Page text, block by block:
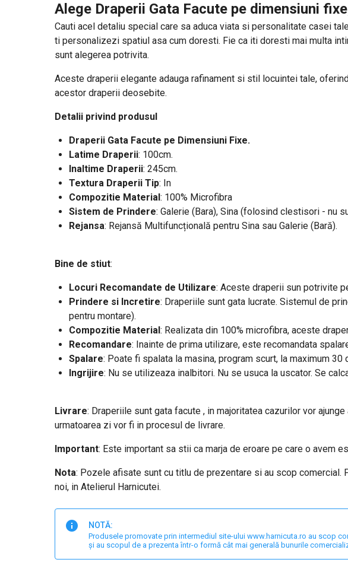
Alege Draperii Gata Facute pe dimensiuni
Cauti acel detaliu special care sa aduca viata si personalitate casei
ti personalizezi spatiul asa cum doresti. Fie ca iti doresti mai multa
sunt alegerea potrivita.
Aceste draperii elegante adauga rafinament si stil locuintei tale,
acestor draperii deosebite.
Detalii privind produsul
Draperii Gata Facute pe Dimensiuni Fixe.
Latime Draperii: 100cm.
Inaltime Draperii: 245cm.
Textura Draperii Tip: In
Compozitie Material: 100% Microfibra
Sistem de Prindere: Galerie (Bara), Sina (folosind clestisori - nu
Rejansa: Rejansă Multifuncțională pentru Sina sau Galerie (Bară).
Bine de stiut:
Locuri Recomandate de Utilizare: Aceste draperii sun potrivite
Prindere si Incretire: Draperiile sunt gata lucrate. Sistemul de
pentru montare).
Compozitie Material: Realizata din 100% microfibra, aceste
Recomandare: Inainte de prima utilizare, este recomandata
Spalare: Poate fi spalata la masina, program scurt, la maximum 30
Ingrijire: Nu se utilizeaza inalbitori. Nu se usuca la uscator. Se
Livrare: Draperiile sunt gata facute , in majoritatea cazurilor vor
urmatoarea zi vor fi in procesul de livrare.
Important: Este important sa stii ca marja de eroare pe care o avem
Nota: Pozele afisate sunt cu titlu de prezentare si au scop
noi, in Atelierul Harnicutei.
NOTĂ:
Produsele promovate prin intermediul site-ului www.harnicuta.ro au scop
și au scopul de a prezenta într-o formă cât mai generală bunurile